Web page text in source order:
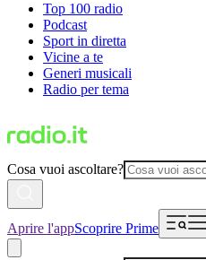
Top 100 radio
Podcast
Sport in diretta
Vicine a te
Generi musicali
Radio per tema
Cosa vuoi ascoltare?
Aprire l'appScoprire Prime